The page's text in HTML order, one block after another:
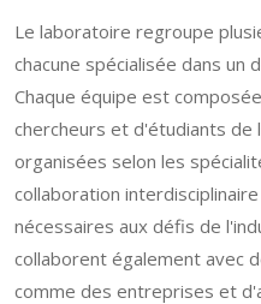
Le laboratoire regroupe
chacune spécialisée dans un
Chaque équipe est
chercheurs et d'étudiants de
organisées selon les
collaboration
nécessaires aux défis de
collaborent également avec
comme des entreprises et